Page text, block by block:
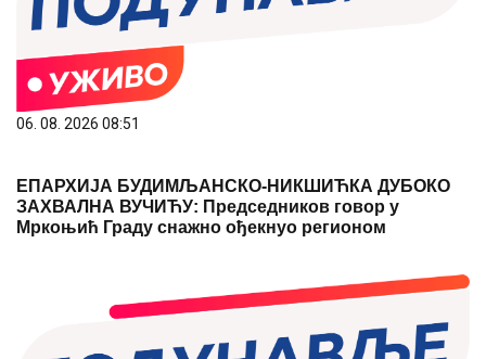
06. 08. 2026 09:00
Ћировић: Низак водостај је оптерећење за систем,
вода да се рационално користи